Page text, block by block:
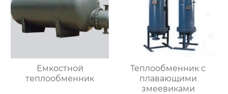
Емкостной
теплообменник
Теплообменник с
плавающими
змеевиками